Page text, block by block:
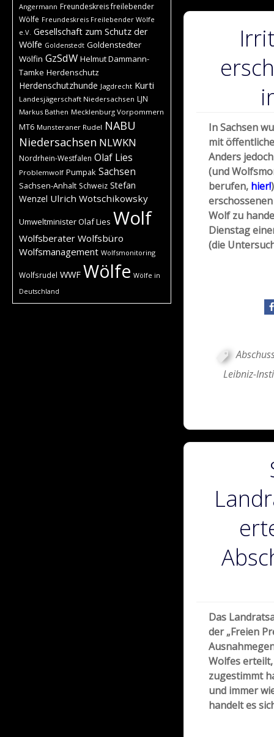
Angermann Freundeskreis freilebender
Wölfe Freundeskreis Freilebender Wölfe
e.V. Gesellschaft zum Schutz der
Wölfe Goldenstedt Goldenstedter
Wölfin GzSdW Helmut Dammann-
Tamke Herdenschutz
Herdenschutzhunde Jagdrecht Kurti
Landesjägerschaft Niedersachsen LJN
Markus Bathen Mecklenburg Vorpommern
MT6 Munsteraner Rudel NABU
Niedersachsen NLWKN
Nordrhein-Westfalen Olaf Lies
Problemwolf Pumpak Sachsen
Sachsen-Anhalt Schweiz Stefan
Wenzel Ulrich Wotschikowsky
Umweltminister Olaf Lies Wolf
Wolfsberater Wolfsbüro
Wolfsmanagement Wolfsmonitoring
Wolfsrudel WWF Wölfe Wölfe in
Deutschland
In Sachsen
mit
Anders
(und
berufen, hier!
Wolf zu
Dienstag
(die
Leibniz-
Das
der „Freien
Wolfes
zugestimmt
und immer
handelt es